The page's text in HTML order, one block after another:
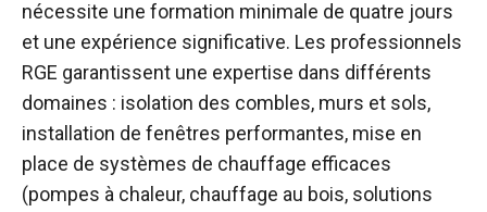
nécessite une formation minimale de quatre jours
et une expérience significative. Les professionnels
RGE garantissent une expertise dans différents
domaines : isolation des combles, murs et sols,
installation de fenêtres performantes, mise en
place de systèmes de chauffage efficaces
(pompes à chaleur, chauffage au bois, solutions